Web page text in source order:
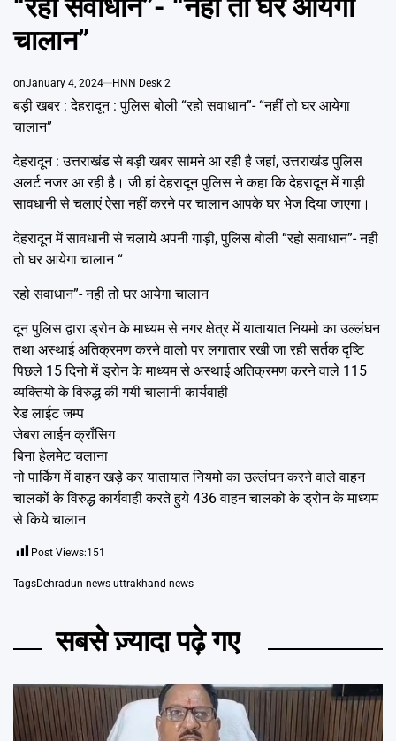
“रहो सवाधान”- “नहीं तो घर आयेगा
चालान”
onJanuary 4, 2024 HNN Desk 2
बड़ी खबर : देहरादून : पुलिस बोली “रहो सवाधान”- “नहीं तो घर आयेगा
चालान”
देहरादून : उत्तराखंड से बड़ी खबर सामने आ रही है जहां, उत्तराखंड पुलिस
अलर्ट नजर आ रही है। जी हां देहरादून पुलिस ने कहा कि देहरादून में गाड़ी
सावधानी से चलाएं ऐसा नहीं करने पर चालान आपके घर भेज दिया जाएगा।
देहरादून में सावधानी से चलाये अपनी गाड़ी, पुलिस बोली “रहो सवाधान”- नही
तो घर आयेगा चालान “
रहो सवाधान”- नही तो घर आयेगा चालान
दून पुलिस द्वारा ड्रोन के माध्यम से नगर क्षेत्र में यातायात नियमो का उल्लंघन
तथा अस्थाई अतिक्रमण करने वालो पर लगातार रखी जा रही सर्तक दृष्टि
पिछले 15 दिनो में ड्रोन के माध्यम से अस्थाई अतिक्रमण करने वाले 115
व्यक्तियो के विरुद्ध की गयी चालानी कार्यवाही
रेड लाईट जम्प
जेबरा लाईन क्राँसिग
बिना हेलमेट चलाना
नो पार्किग में वाहन खड़े कर यातायात नियमो का उल्लंघन करने वाले वाहन
चालकों के विरुद्ध कार्यवाही करते हुये 436 वाहन चालको के ड्रोन के माध्यम
से किये चालान
Post Views:151
TagsDehradun news uttrakhand news
सबसे ज़्यादा पढ़े गए